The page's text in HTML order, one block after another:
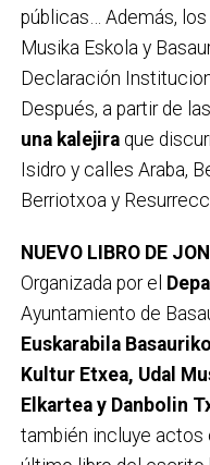
públicas… Además, los
Musika Eskola y
Declaración
Después, a partir de
una kalejiraque
Isidro y calles Araba,
Berriotxoa y
NUEVO LIBRO DE
Organizada por el
Ayuntamiento de
Euskarabila
Kultur Etxea, Udal
Elkartea y Danbolin
también incluye actos